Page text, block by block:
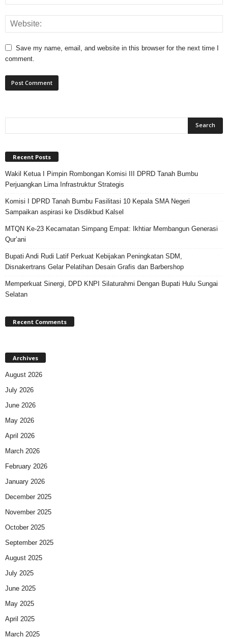
Save my name, email, and website in this browser for the next time I
comment.
Recent Posts
Wakil Ketua I Pimpin Rombongan Komisi III DPRD Tanah Bumbu
Perjuangkan Lima Infrastruktur Strategis
Komisi I DPRD Tanah Bumbu Fasilitasi 10 Kepala SMA Negeri
Sampaikan aspirasi ke Disdikbud Kalsel
MTQN Ke-23 Kecamatan Simpang Empat: Ikhtiar Membangun Generasi
Qur’ani
Bupati Andi Rudi Latif Perkuat Kebijakan Peningkatan SDM,
Disnakertrans Gelar Pelatihan Desain Grafis dan Barbershop
Memperkuat Sinergi, DPD KNPI Silaturahmi Dengan Bupati Hulu Sungai
Selatan
Recent Comments
Archives
August 2026
July 2026
June 2026
May 2026
April 2026
March 2026
February 2026
January 2026
December 2025
November 2025
October 2025
September 2025
August 2025
July 2025
June 2025
May 2025
April 2025
March 2025